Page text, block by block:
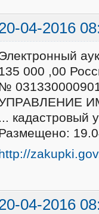
04-2016
000 ,00
№
...
04-2016